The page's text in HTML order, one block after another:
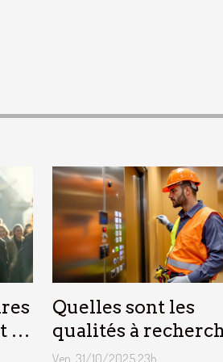
la
Quelles sont les
qualités à
chez un technicien